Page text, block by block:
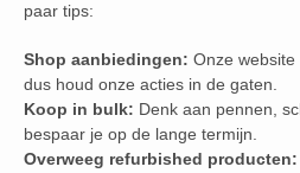
paar tips:
Shop aanbiedingen: Onze
dus houd onze acties in de gaten.
Koop in bulk: Denk aan pennen,
bespaar je op de lange termijn.
Overweeg refurbished producten: